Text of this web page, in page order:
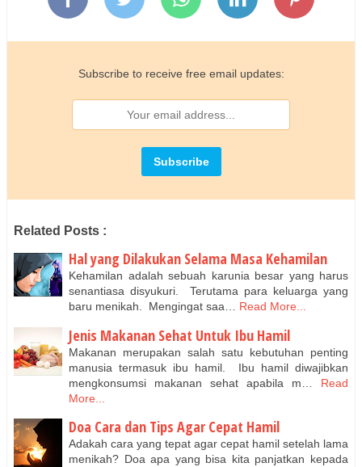
Subscribe to receive free email updates:
Related Posts :
Hal yang Dilakukan Selama Masa Kehamilan
Kehamilan adalah sebuah karunia besar yang harus
senantiasa disyukuri. Terutama para keluarga yang
baru menikah. Mengingat saa… Read More...
Jenis Makanan Sehat Untuk Ibu Hamil
Makanan merupakan salah satu kebutuhan penting
manusia termasuk ibu hamil. Ibu hamil diwajibkan
mengkonsumsi makanan sehat apabila m…
Read
More...
Doa Cara dan Tips Agar Cepat Hamil
Adakah cara yang tepat agar cepat hamil setelah lama
menikah? Doa apa yang bisa kita panjatkan kepada